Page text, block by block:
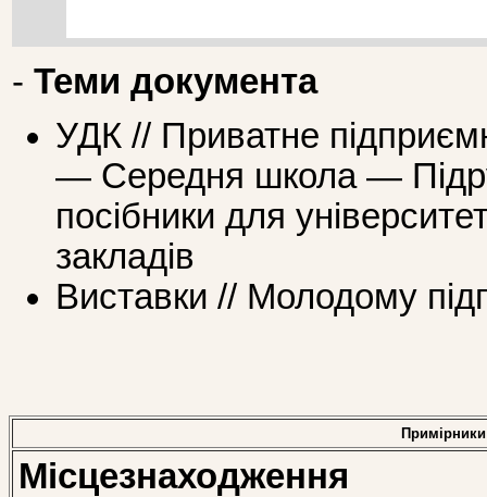
- Теми документа
УДК // Приватне
— Середня школа —
посібники для
закладів
Виставки // Молодому
Примірники
Місцезнаходження